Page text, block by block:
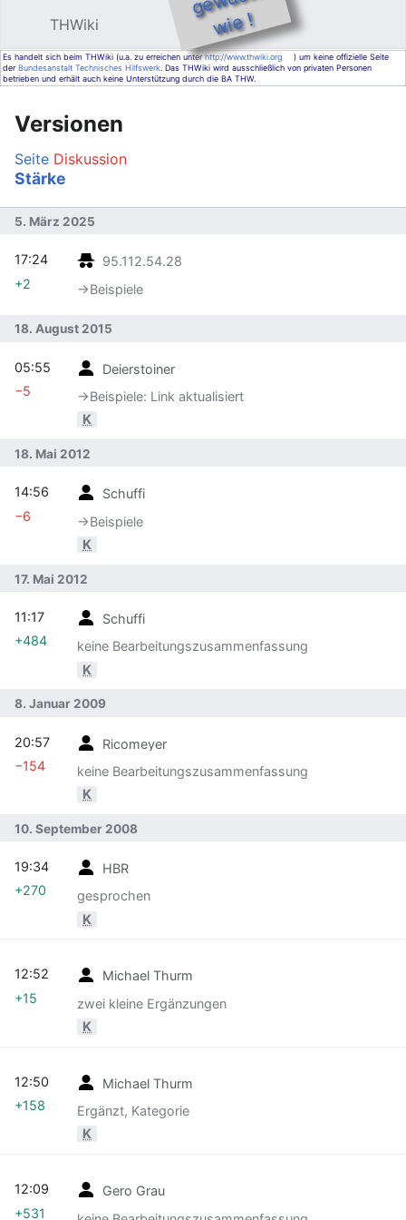
THWiki e !
Es handelt sich beim THWiki (u.a. zu erreichen unterhttp://www.thwiki.org
) um keine offizielle Seite
derBundesanstalt Technisches Hilfswerk. Das THWiki wird ausschließlich von privaten Personen
betrieben und erhält auch keine Unterstützung durch die BA THW.
Versionen
Seite Diskussion
Stärke
5. März 2025
95.112.54.28
→‎Beispiele
17:24
+2
18. August 2015
Deierstoiner
→‎Beispiele: Link aktualisiert
K
05:55
−5
18. Mai 2012
Schuffi
→‎Beispiele
K
14:56
−6
17. Mai 2012
Schuffi
keine Bearbeitungszusammenfassung
K
11:17
+484
8. Januar 2009
Ricomeyer
keine Bearbeitungszusammenfassung
K
20:57
−154
10. September 2008
HBR
gesprochen
K
19:34
+270
Michael Thurm
zwei kleine Ergänzungen
K
12:52
+15
Michael Thurm
Ergänzt, Kategorie
K
12:50
+158
Gero Grau
12:09
+531